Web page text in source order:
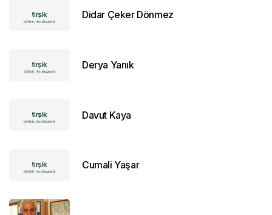
Didar Çeker Dönmez
Derya Yanık
Davut Kaya
Cumali Yaşar